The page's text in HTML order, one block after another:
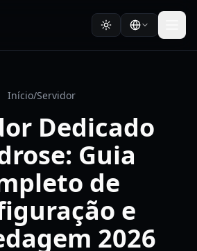
Início/Servidor
Dedicado
Guia
de
e
2026